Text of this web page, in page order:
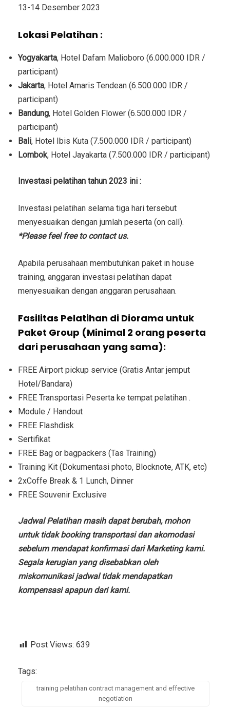
13-14 Desember 2023
Lokasi Pelatihan :
Yogyakarta, Hotel Dafam Malioboro (6.000.000 IDR /
participant)
Jakarta, Hotel Amaris Tendean (6.500.000 IDR /
participant)
Bandung, Hotel Golden Flower (6.500.000 IDR /
participant)
Bali, Hotel Ibis Kuta (7.500.000 IDR / participant)
Lombok, Hotel Jayakarta (7.500.000 IDR / participant)
Investasi pelatihan tahun 2023 ini :
Investasi pelatihan selama tiga hari tersebut
menyesuaikan dengan jumlah peserta (on call).
*Please feel free to contact us.
Apabila perusahaan membutuhkan paket in house
training, anggaran investasi pelatihan dapat
menyesuaikan dengan anggaran perusahaan.
Fasilitas Pelatihan di Diorama untuk
Paket Group (Minimal 2 orang peserta
dari perusahaan yang sama):
FREE Airport pickup service (Gratis Antar jemput
Hotel/Bandara)
FREE Transportasi Peserta ke tempat pelatihan .
Module / Handout
FREE Flashdisk
Sertifikat
FREE Bag or bagpackers (Tas Training)
Training Kit (Dokumentasi photo, Blocknote, ATK, etc)
2xCoffe Break & 1 Lunch, Dinner
FREE Souvenir Exclusive
Jadwal Pelatihan masih dapat berubah, mohon
untuk tidak booking transportasi dan akomodasi
sebelum mendapat konfirmasi dari Marketing kami.
Segala kerugian yang disebabkan oleh
miskomunikasi jadwal tidak mendapatkan
kompensasi apapun dari kami.
Post Views: 639
Tags:
training pelatihan contract management and effective
negotiation